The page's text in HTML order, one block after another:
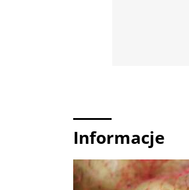
Informacje